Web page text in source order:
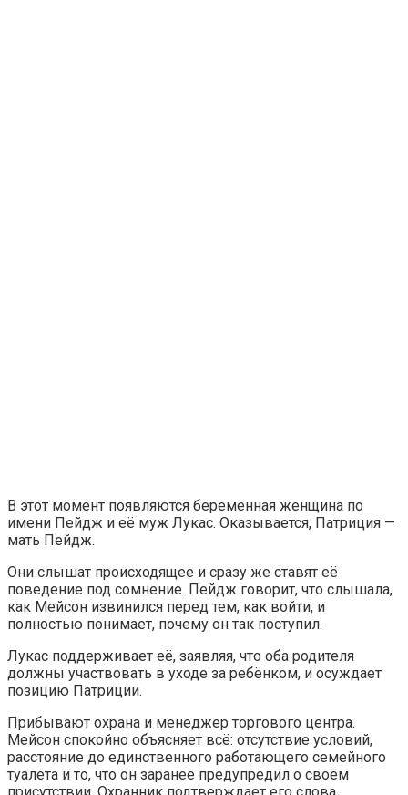
В этот момент появляются беременная женщина по
имени Пейдж и её муж Лукас. Оказывается, Патриция —
мать Пейдж.
Они слышат происходящее и сразу же ставят её
поведение под сомнение. Пейдж говорит, что слышала,
как Мейсон извинился перед тем, как войти, и
полностью понимает, почему он так поступил.
Лукас поддерживает её, заявляя, что оба родителя
должны участвовать в уходе за ребёнком, и осуждает
позицию Патриции.
Прибывают охрана и менеджер торгового центра.
Мейсон спокойно объясняет всё: отсутствие условий,
расстояние до единственного работающего семейного
туалета и то, что он заранее предупредил о своём